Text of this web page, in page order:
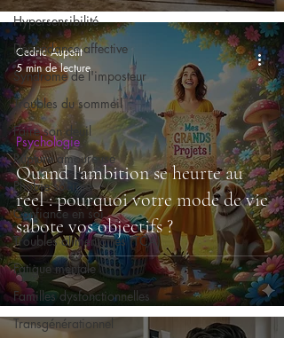
Hypersensibilité
Dépendance affective
Syndrome de l'imposteur
Troubles du sommeil
Faire son deuil
Rupture amoureuse
Phobie sociale
Confiance en soi
Troubles alimentaires (TCA)
Fatigue mentale
Familles dysfonctionnelles
Transgénérationnel
Quand l'ambition se heurte au
réel : pourquoi votre mode de vie
sabote vos objectifs ?
Psychologie
Cedric Aupetit
5 min de lecture